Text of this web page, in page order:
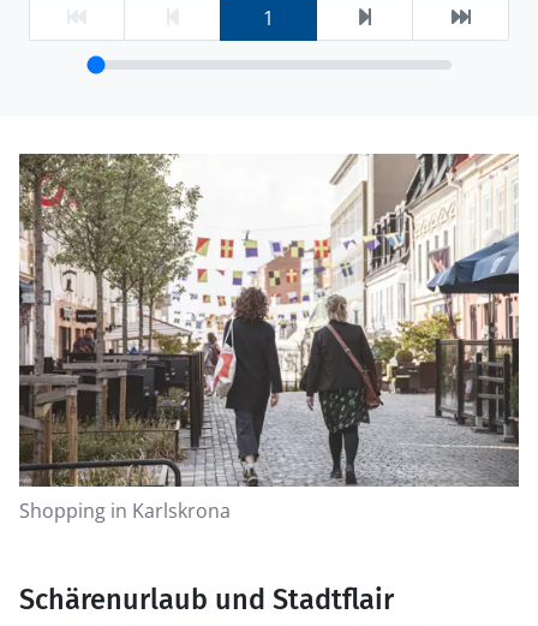
1
Shopping in Karlskrona
Schärenurlaub und Stadtflair